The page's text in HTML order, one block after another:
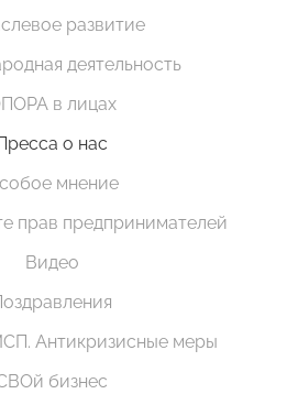
развитие
деятельность
в лицах
о нас
мнение
прав предпринимателей
Видео
Антикризисные меры
бизнес